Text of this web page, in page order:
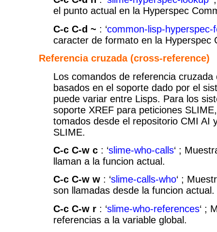
el punto actual en la Hyperspec
C-c C-d ~ : ‘common-lisp-hyperspec-
caracter de formato en la Hyperspec
Referencia cruzada (cross-reference)
Los comandos de referencia cruzada
basados en el soporte dado por el
puede variar entre Lisps. Para los
soporte XREF para peticiones
tomados desde el repositorio CMI AI
SLIME.
C-c C-w c : ‘slime-who-calls‘ ;
llaman a la funcion actual.
C-c C-w w : ‘slime-calls-who‘ ;
son llamadas desde la funcion actual.
C-c C-w r : ‘slime-who-references‘ ;
referencias a la variable global.